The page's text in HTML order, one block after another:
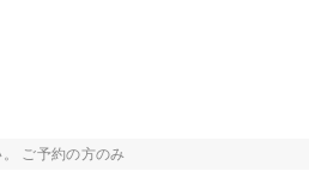
ご予約の方のみ